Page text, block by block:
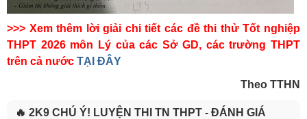
>>> Xem thêm lời giải chi tiết các đề thi thử Tốt nghiệp
THPT 2026 môn Lý của các Sở GD, các trường THPT
trên cả nước TẠI ĐÂY
Theo TTHN
🔥 2K9 CHÚ Ý! LUYỆN THI TN THPT - ĐÁNH GIÁ